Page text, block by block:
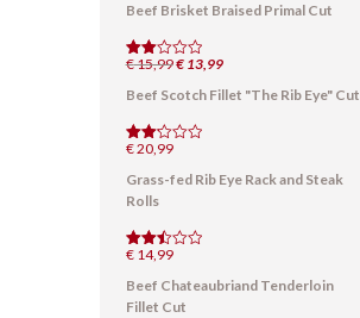
Beef Brisket Braised Primal Cut
Valut
2.01
5
€15,99Il
originale
era:
€13,99Il
attuale
Beef Scotch Fillet "The Rib Eye" Cut
Valut
2.19
su
5
€20,99
Grass-fed Rib Eye Rack and Steak
Rolls
Valuta
2.53
su 5
€14,99
Beef Chateaubriand Tenderloin
Fillet Cut